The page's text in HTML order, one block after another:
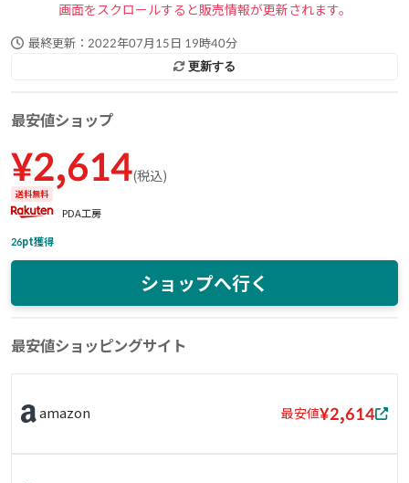
画面をスクロールすると販売情報が更新されます。
最終更新： 2022年07月15日 19時40分
更新する
最安値ショップ
¥2,614(税込)
送料無料
PDA工房
26pt獲得
ショップへ行く
最安値ショッピングサイト
amazon 最安値¥2,614